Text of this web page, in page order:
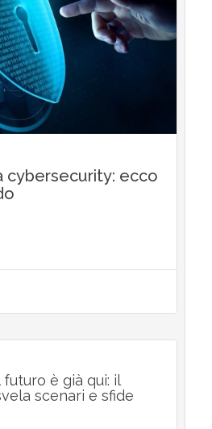
cybersecurity: ecco
è già qui: il
scenari e sfide